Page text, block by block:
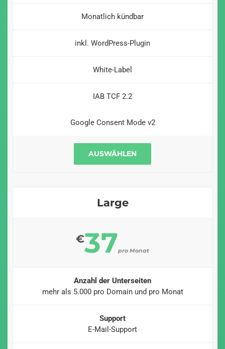
Monatlich kündbar
inkl. WordPress-Plugin
White-Label
IAB TCF 2.2
Google Consent Mode v2
AUSWÄHLEN
Large
€37pro Monat
Anzahl der Unterseiten
mehr als 5.000 pro Domain und pro Monat
Support
E-Mail-Support